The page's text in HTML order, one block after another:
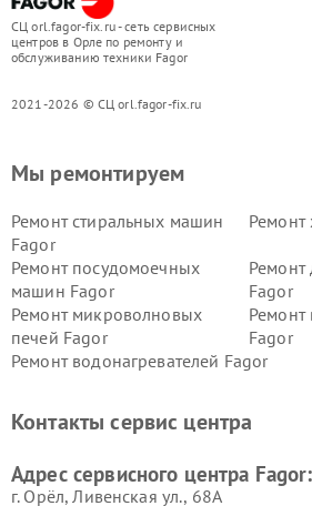
СЦ orl.fagor-fix.ru - сеть сервисных
центров в Орле по ремонту и
обслуживанию техники Fagor
2021-2026 © СЦ orl.fagor-fix.ru
Мы ремонтируем
Ремонт стиральных машин
Fagor
Ремонт
Ремонт посудомоечных
машин Fagor
Fagor
Ремонт микроволновых
печей Fagor
Ремонт
Fagor
Ремонт водонагревателей Fagor
Контакты сервис центра
Адрес сервисного центра Fagor:
г. Орёл, Ливенская ул., 68А